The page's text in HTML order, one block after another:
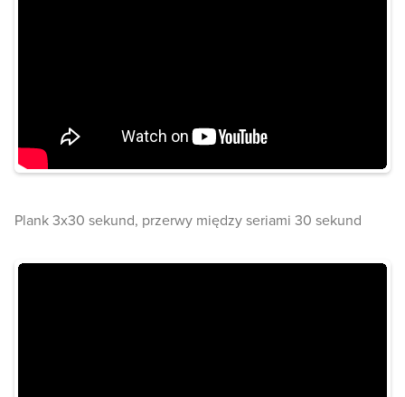
Plank 3x30 sekund, przerwy między seriami 30 sekund